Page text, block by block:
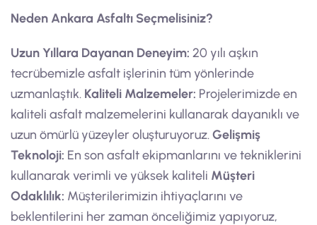
Neden Ankara Asfaltı Seçmelisiniz?
Uzun Yıllara Dayanan Deneyim: 20 yılı aşkın
tecrübemizle asfalt işlerinin tüm yönlerinde
uzmanlaştık. Kaliteli Malzemeler: Projelerimizde en
kaliteli asfalt malzemelerini kullanarak dayanıklı ve
uzun ömürlü yüzeyler oluşturuyoruz.Gelişmiş
Teknoloji: En son asfalt ekipmanlarını ve tekniklerini
kullanarak verimli ve yüksek kaliteli Müşteri
Odaklılık: Müşterilerimizin ihtiyaçlarını ve
beklentilerini her zaman önceliğimiz yapıyoruz,